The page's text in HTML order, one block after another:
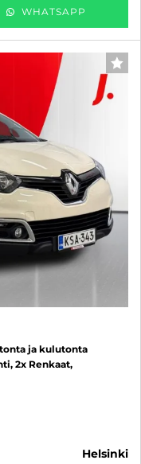
WHATSAPP
ja kulutonta
2x Renkaat,
helsinki